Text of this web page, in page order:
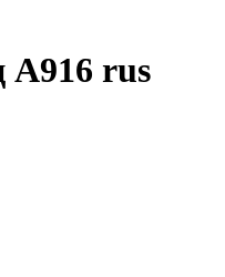
А916 rus